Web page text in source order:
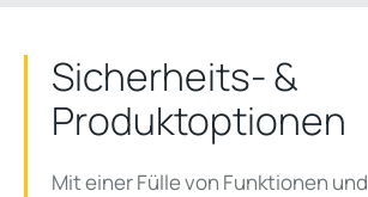
Sicherheits- &
Produktoptionen
Mit einer Fülle von Funktionen und